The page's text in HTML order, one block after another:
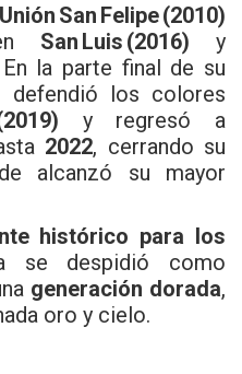
Unión San Felipe (2010)
San Luis (2016) y
la parte final de su
defendió los colores
y regresó a
2022, cerrando su
alcanzó su mayor
histórico para los
se despidió como
generación dorada,
oro y cielo.